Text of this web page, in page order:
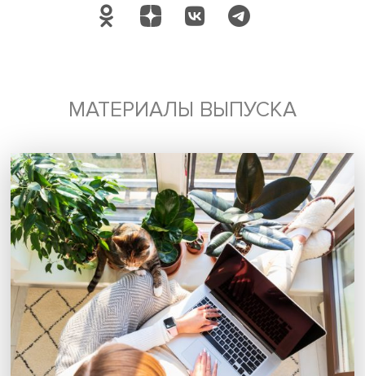
Дата публикации: 22.06.2023
Будь всегда в курсе !
Подпишись на наши новости: